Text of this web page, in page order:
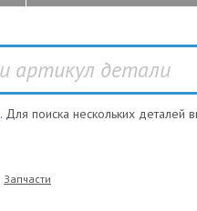
. Для поиска нескольких деталей
Запчасти